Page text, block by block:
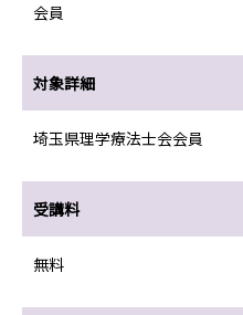
会員
対象詳細
埼玉県理学療法士会会員
受講料
無料